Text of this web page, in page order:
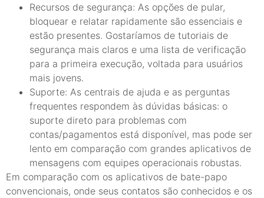
Recursos de segurança: As opções de pular,
bloquear e relatar rapidamente são essenciais e
estão presentes. Gostaríamos de tutoriais de
segurança mais claros e uma lista de verificação
para a primeira execução, voltada para usuários
mais jovens.
Suporte: As centrais de ajuda e as perguntas
frequentes respondem às dúvidas básicas: o
suporte direto para problemas com
contas/pagamentos está disponível, mas pode ser
lento em comparação com grandes aplicativos de
mensagens com equipes operacionais robustas.
Em comparação com os aplicativos de bate-papo
convencionais, onde seus contatos são conhecidos e os